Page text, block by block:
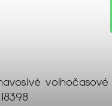
voľnočasové